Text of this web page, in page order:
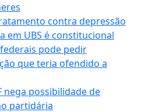
contra depressão
em UBS é constitucional
pode pedir
que teria ofendido a
nega possibilidade de
partidária